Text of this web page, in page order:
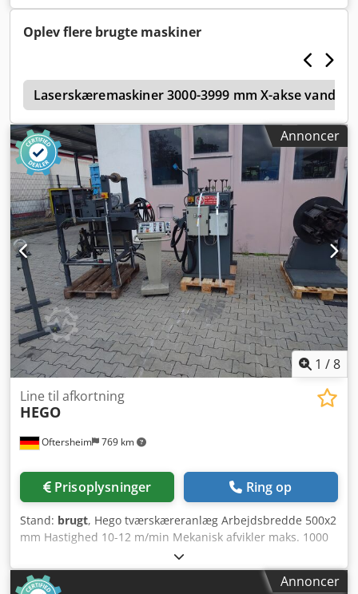
Indvendig diameter: 508 mm Dedpfjrazyqjx Akwjck
Oplev flere brugte maskiner
Laserskæremaskiner 3000-3999 mm X-akse
Annoncer
1 /8
Oftersheim 769 km
Line til afkortning
HEGO
Prisoplysninger Ring op
Stand: brugt, Hego tværskæreranlæg Arbejdsbredde 500x2
mm Hastighed 10-12 m/min Mekanisk afvikler maks. 1000
kg Indvendig coil-diameter 400/508 mm Rettemaskine med
9 rettevalser samt 2 fremføringsvalser og folieuruller
Tilbuddet henvender sig udelukkende til erhvervsdrivende
Annoncer